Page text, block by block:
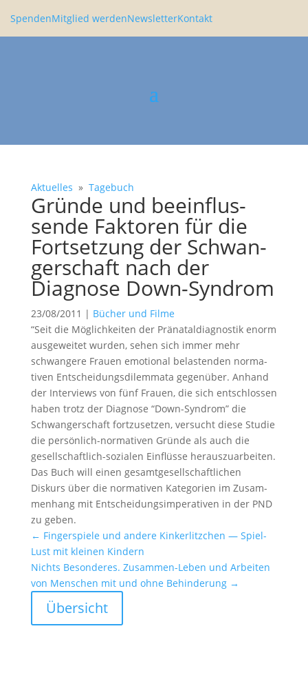
SpendenMitglied werdenNewsletterKontakt
Aktuelles » Tagebuch
Gründe und beein­flus­
sende Faktoren für die
Fortset­zung der Schwan­
ger­schaft nach der
Diagnose Down-Syndrom
23/08/2011 | Bücher und Filme
“Seit die Möglich­keiten der Präna­tal­dia­gnostik enorm
ausge­weitet wurden, sehen sich immer mehr
schwan­gere Frauen emotional belas­tenden norma­
tiven Entschei­dungs­di­lem­mata gegen­über. Anhand
der Inter­views von fünf Frauen, die sich entschlossen
haben trotz der Diagnose “Down-Syndrom” die
Schwan­ger­schaft fortzu­setzen, versucht diese Studie
die persön­lich-norma­tiven Gründe als auch die
gesell­schaft­lich-sozialen Einflüsse heraus­zu­ar­beiten.
Das Buch will einen gesamt­ge­sell­schaft­li­chen
Diskurs über die norma­tiven Katego­rien im Zusam­
men­hang mit Entschei­dungs­im­pe­ra­tiven in der PND
zu geben.
← Finger­spiele und andere Kinker­litz­chen — Spiel-
Lust mit kleinen Kindern
Nichts Beson­deres. Zusammen-Leben und Arbeiten
von Menschen mit und ohne Behin­de­rung→
Übersicht